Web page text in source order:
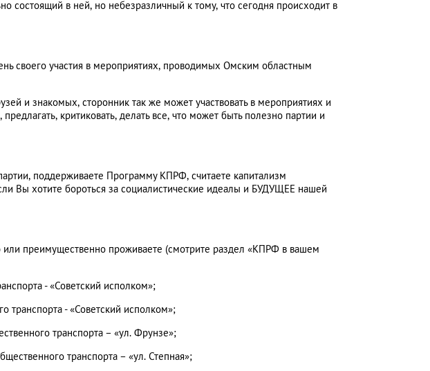
состоящий в ней, но небезразличный к тому, что сегодня происходит в
своего участия в мероприятиях, проводимых Омским областным
и знакомых, сторонник так же может участвовать в мероприятиях и
критиковать, делать все, что может быть полезно партии и
поддерживаете Программу КПРФ, считаете капитализм
Вы хотите бороться за социалистические идеалы и БУДУЩЕЕ нашей
преимущественно проживаете (смотрите раздел «КПРФ в вашем
- «Советский исполком»;
транспорта - «Советский исполком»;
транспорта – «ул. Фрунзе»;
транспорта – «ул. Степная»;